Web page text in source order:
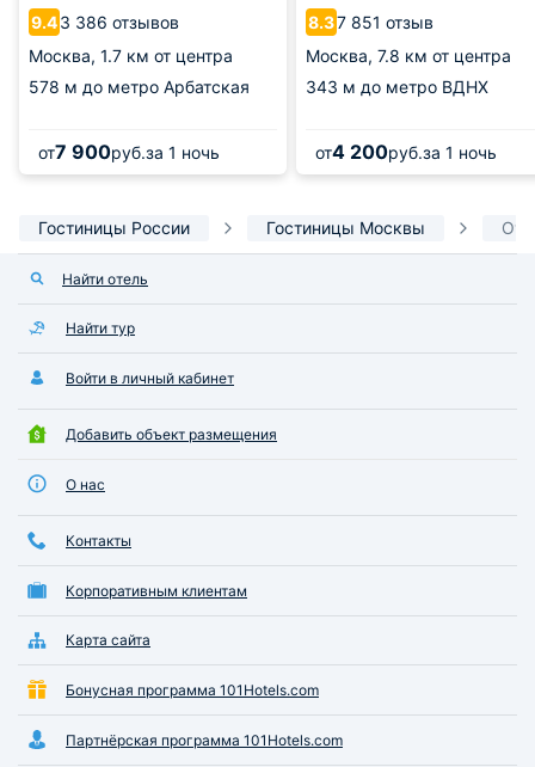
9.43 386 отзывов
Москва, 1.7 км от центра
578 м до метро Арбатская
от7 900руб.за 1 ночь
8.37 851 отзыв
Москва, 7.8 км от центра
343 м до метро ВДНХ
от4 200руб.за 1 ночь
Гостиницы России Гостиницы Москвы
Найти отель
Найти тур
Войти в личный кабинет
Добавить объект размещения
О нас
Контакты
Корпоративным клиентам
Карта сайта
Бонусная программа 101Hotels.com
Партнёрская программа 101Hotels.com